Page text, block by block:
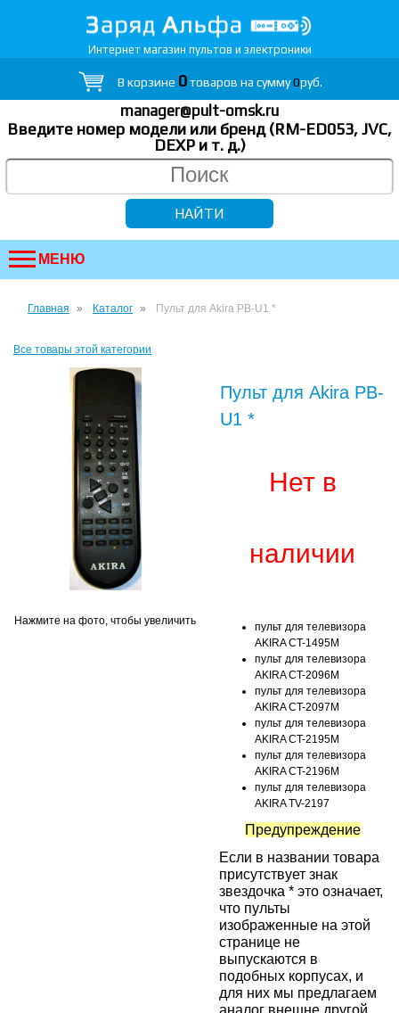
Интернет магазин пультов и электроники
В корзине 0товаров на сумму0руб.
manager@pult-omsk.ru
Введите номер модели или бренд (RM-ED053, JVC,
DEXP и т. д.)
МЕНЮ
Главная Каталог Пульт для Akira PB-U1 *
Все товары этой категории
Нажмите на фото, чтобы увеличить
Пульт для Akira PB-
U1 *
Нет в
наличии
пульт для телевизора
AKIRA CT-1495M
пульт для телевизора
AKIRA CT-2096M
пульт для телевизора
AKIRA CT-2097M
пульт для телевизора
AKIRA CT-2195M
пульт для телевизора
AKIRA CT-2196M
пульт для телевизора
AKIRA TV-2197
Предупреждение
Если в названии товара
присутствует знак
звездочка * это означает,
что пульты
изображенные на этой
странице не
выпускаются в
подобных корпусах, и
для них мы предлагаем
аналог внешне другой.